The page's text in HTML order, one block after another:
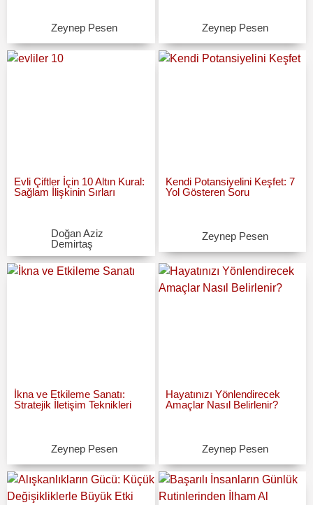
Zeynep Pesen Zeynep Pesen
Evli Çiftler İçin 10 Altın Kural:
Sağlam İlişkinin Sırları
Doğan Aziz
Demirtaş
Kendi Potansiyelini Keşfet: 7
Yol Gösteren Soru
Zeynep Pesen
İkna ve Etkileme Sanatı:
Stratejik İletişim Teknikleri
Zeynep Pesen
Hayatınızı Yönlendirecek
Amaçlar Nasıl Belirlenir?
Zeynep Pesen